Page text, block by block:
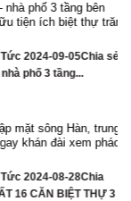
phố 3 tầng bên
ích biệt thự trăm
2024-09-05Chia sẻ
phố 3 tầng...
sông Hàn, trung
khán đài xem pháo
2024-08-28Chia
CĂN BIỆT THỰ 3